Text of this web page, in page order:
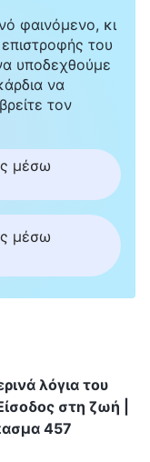
φαινόμενο, κι
του
υποδεχθούμε
να
τον
μέσω
μέσω
λόγια του
στη ζωή |
457